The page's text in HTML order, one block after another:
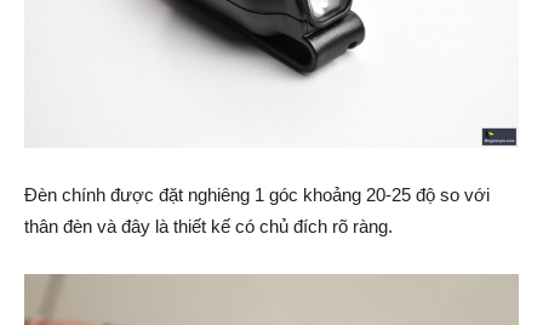
Đèn chính được đặt nghiêng 1 góc khoảng 20-25 độ so với
thân đèn và đây là thiết kế có chủ đích rõ ràng.